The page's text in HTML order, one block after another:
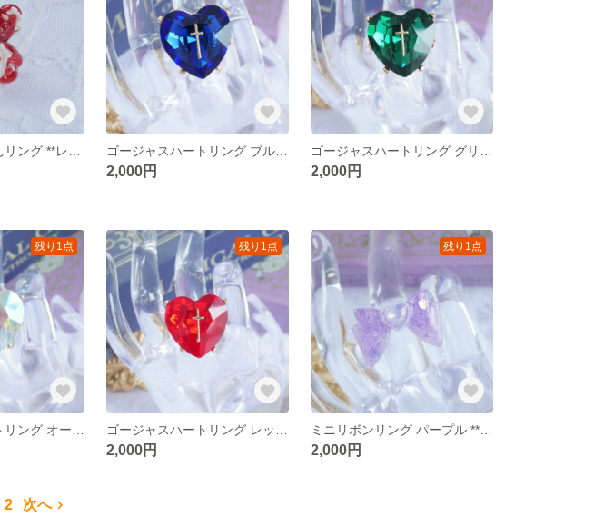
2,000円 2,000円
残り1点 残り1点
2,000円
残り1点
2,000円
2 次へ